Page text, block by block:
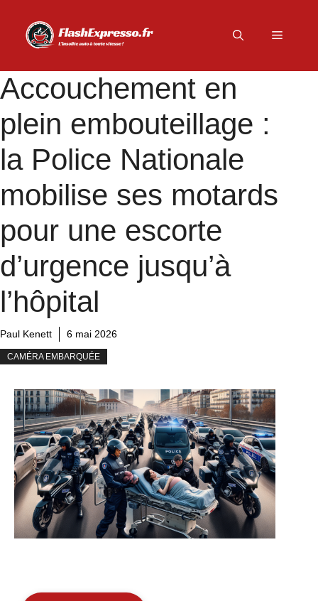
contenu
Menu
Accouchement en
plein embouteillage :
la Police Nationale
mobilise ses motards
pour une escorte
d’urgence jusqu’à
l’hôpital
Paul Kenett 6 mai 2026
CAMÉRA EMBARQUÉE